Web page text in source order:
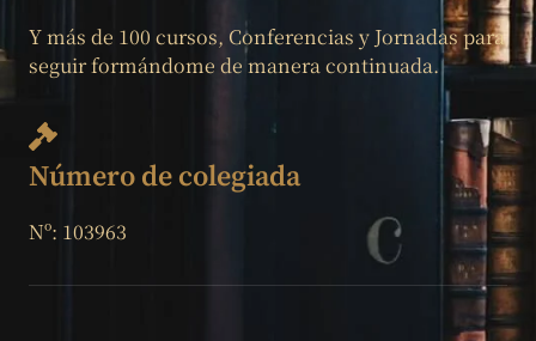
Y más de 100 cursos, Conferencias y Jornadas para
seguir formándome de manera continuada.
Número de colegiada
Nº: 103963